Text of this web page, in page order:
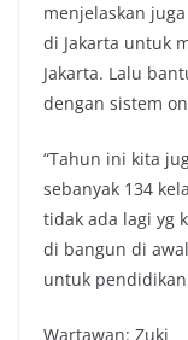
menjelaskan
di Jakarta untuk
Jakarta. Lalu
dengan sistem
“Tahun ini kita
sebanyak 134
tidak ada lagi yg
di bangun di
untuk
Wartawan: Zuki